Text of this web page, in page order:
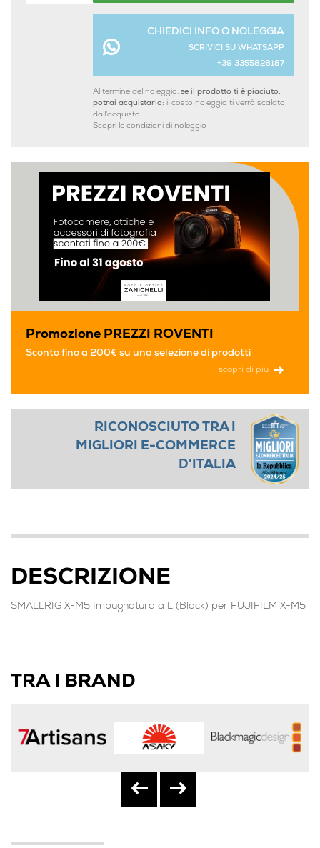
CHIEDICI INFO O NOLEGGIA
SCRIVICI SU WHATSAPP
+39 3355828187
Al termine del noleggio, se il prodotto ti è piaciuto,
potrai acquistarlo: il costo noleggio ti verrà scalato
dall'acquisto.
Scopri le condizioni di noleggio
Promozione PREZZI ROVENTI
Sconto fino a 200€ su una selezione di prodotti
scopri di più
RICONOSCIUTO TRA I
MIGLIORI E-COMMERCE
D'ITALIA
DESCRIZIONE
SMALLRIG X-M5 Impugnatura a L (Black) per FUJIFILM X-M5
TRA I BRAND